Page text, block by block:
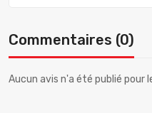
Commentaires (0)
Aucun avis n'a été publié pour